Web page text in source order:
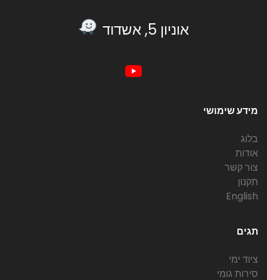
אוניון 5, אשדוד
מידע שימושי
בלוג
אודות
צור קשר
תקנון
English
תגים
ציוד ימי
סירות גומי